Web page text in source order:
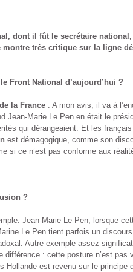
, dont il fût le secrétaire
très critique sur la ligne
Front National d’aujourd’hui ?
la France : A mon avis, il va à
Jean-Marie Le Pen en était le
qui dérangeaient. Et les français
est démagogique, comme son
si ce n’est pas conforme aux
?
Jean-Marie Le Pen, lorsque
Le Pen tient parfois un
Autre exemple assez
: cette posture n’est pas
Hollande est revenu sur le principe